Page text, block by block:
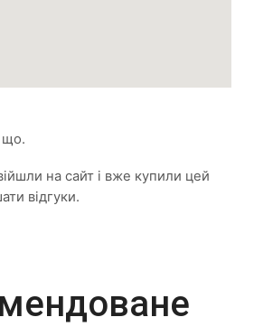
що.
на сайт і вже купили цей
відгуки.